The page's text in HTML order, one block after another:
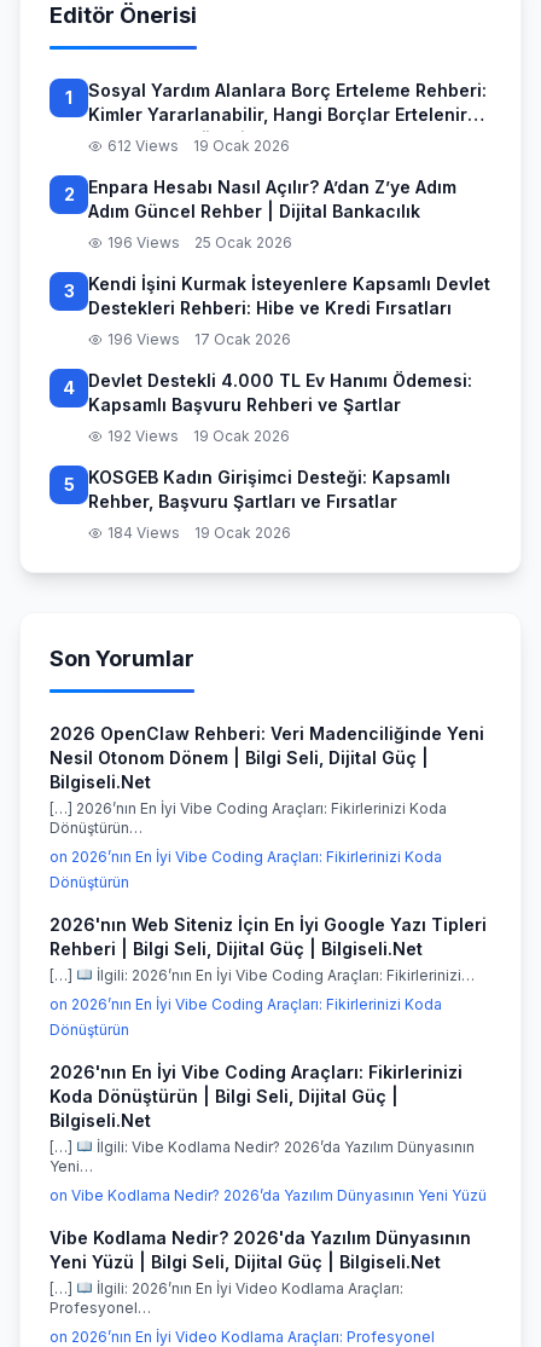
Editör Önerisi
1
Sosyal Yardım Alanlara Borç Erteleme Rehberi:
Kimler Yararlanabilir, Hangi Borçlar Ertelenir
ve Başvuru Süreci
612 Views 19 Ocak 2026
2
Enpara Hesabı Nasıl Açılır? A’dan Z’ye Adım
Adım Güncel Rehber | Dijital Bankacılık
196 Views 25 Ocak 2026
3
Kendi İşini Kurmak İsteyenlere Kapsamlı Devlet
Destekleri Rehberi: Hibe ve Kredi Fırsatları
196 Views 17 Ocak 2026
4
Devlet Destekli 4.000 TL Ev Hanımı Ödemesi:
Kapsamlı Başvuru Rehberi ve Şartlar
192 Views 19 Ocak 2026
5
KOSGEB Kadın Girişimci Desteği: Kapsamlı
Rehber, Başvuru Şartları ve Fırsatlar
184 Views 19 Ocak 2026
Son Yorumlar
2026 OpenClaw Rehberi: Veri Madenciliğinde Yeni
Nesil Otonom Dönem | Bilgi Seli, Dijital Güç |
Bilgiseli.Net
[…] 2026’nın En İyi Vibe Coding Araçları: Fikirlerinizi Koda
Dönüştürün…
on 2026’nın En İyi Vibe Coding Araçları: Fikirlerinizi Koda
Dönüştürün
2026'nın Web Siteniz İçin En İyi Google Yazı Tipleri
Rehberi | Bilgi Seli, Dijital Güç | Bilgiseli.Net
[…]
İlgili: 2026’nın En İyi Vibe Coding Araçları: Fikirlerinizi…
on 2026’nın En İyi Vibe Coding Araçları: Fikirlerinizi Koda
Dönüştürün
2026'nın En İyi Vibe Coding Araçları: Fikirlerinizi
Koda Dönüştürün | Bilgi Seli, Dijital Güç |
Bilgiseli.Net
[…]
İlgili: Vibe Kodlama Nedir? 2026’da Yazılım Dünyasının
Yeni…
on Vibe Kodlama Nedir? 2026’da Yazılım Dünyasının Yeni Yüzü
Vibe Kodlama Nedir? 2026'da Yazılım Dünyasının
Yeni Yüzü | Bilgi Seli, Dijital Güç | Bilgiseli.Net
[…]
İlgili: 2026’nın En İyi Video Kodlama Araçları:
Profesyonel…
on 2026’nın En İyi Video Kodlama Araçları: Profesyonel